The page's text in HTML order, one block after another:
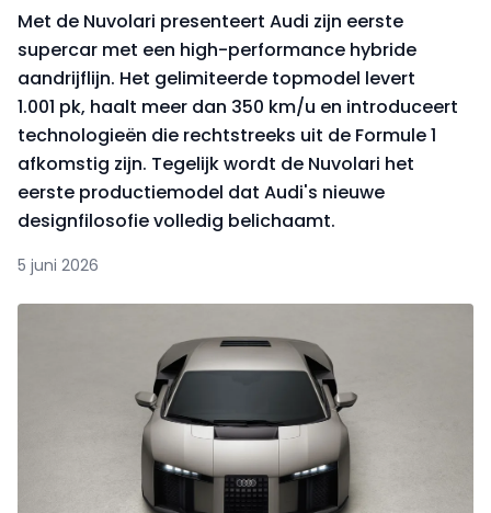
Met de Nuvolari presenteert Audi zijn eerste
supercar met een high-performance hybride
aandrijflijn. Het gelimiteerde topmodel levert
1.001 pk, haalt meer dan 350 km/u en introduceert
technologieën die rechtstreeks uit de Formule 1
afkomstig zijn. Tegelijk wordt de Nuvolari het
eerste productiemodel dat Audi's nieuwe
designfilosofie volledig belichaamt.
5 juni 2026